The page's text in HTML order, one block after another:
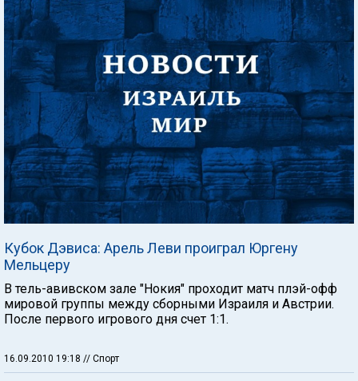
Кубок Дэвиса: Арель Леви проиграл Юргену
Мельцеру
В тель-авивском зале "Нокия" проходит матч плэй-офф
мировой группы между сборными Израиля и Австрии.
После первого игрового дня счет 1:1.
16.09.2010 19:18 // Спорт